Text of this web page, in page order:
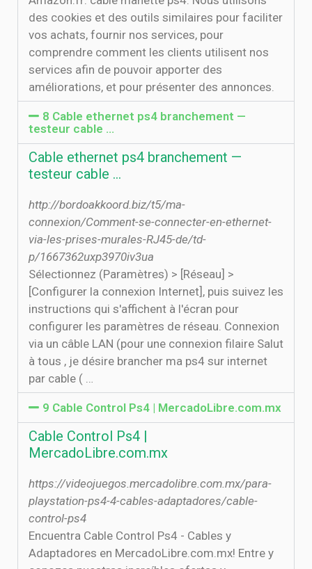
des cookies et des outils similaires pour faciliter
vos achats, fournir nos services, pour
comprendre comment les clients utilisent nos
services afin de pouvoir apporter des
améliorations, et pour présenter des annonces.
8 Cable ethernet ps4 branchement —
testeur cable …
Cable ethernet ps4 branchement —
testeur cable …
http://bordoakkoord.biz/t5/ma-
connexion/Comment-se-connecter-en-ethernet-
via-les-prises-murales-RJ45-de/td-
p/1667362uxp3970iv3ua
Sélectionnez (Paramètres) > [Réseau] >
[Configurer la connexion Internet], puis suivez les
instructions qui s'affichent à l'écran pour
configurer les paramètres de réseau. Connexion
via un câble LAN (pour une connexion filaire Salut
à tous , je désire brancher ma ps4 sur internet
par cable ( …
9 Cable Control Ps4 | MercadoLibre.com.mx
Cable Control Ps4 |
MercadoLibre.com.mx
https://videojuegos.mercadolibre.com.mx/para-
playstation-ps4-4-cables-adaptadores/cable-
control-ps4
Encuentra Cable Control Ps4 - Cables y
Adaptadores en MercadoLibre.com.mx! Entre y